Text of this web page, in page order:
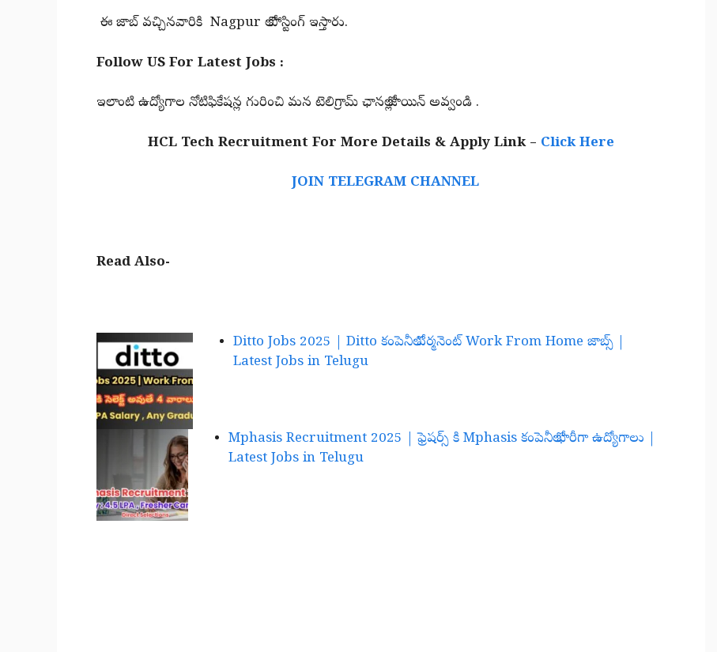
ఈ జాబ్ వచ్చినవారికి Nagpur లో పోస్టింగ్ ఇస్తారు.
Follow US For Latest Jobs :
ఇలాంటి ఉద్యోగాల నోటిఫికేషన్ల గురించి మన టెలిగ్రామ్ ఛానల్లో జాయిన్ అవ్వండి .
HCL Tech Recruitment For More Details & Apply Link – Click Here
JOIN TELEGRAM CHANNEL
Read Also-
Ditto Jobs 2025 | Ditto కంపెనీలో పర్మనెంట్ Work From Home జాబ్స్ |
Latest Jobs in Telugu
Mphasis Recruitment 2025 | ఫ్రెషర్స్ కి Mphasis కంపెనీలో భారీగా ఉద్యోగాలు |
Latest Jobs in Telugu